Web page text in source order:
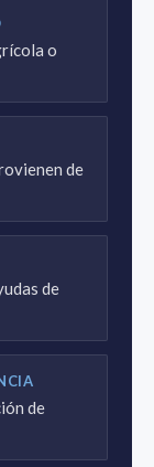
o
de
de
de